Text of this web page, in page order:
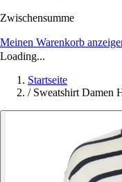
Zwischensumme
Meinen Warenkorb
Loading...
Startseite
/ Sweatshirt Damen